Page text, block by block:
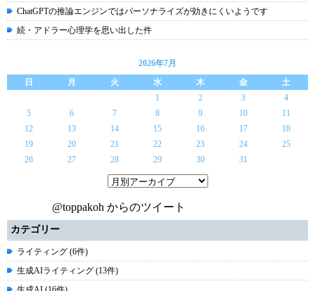
ChatGPTの推論エンジンではパーソナライズが効きにくいようです
続・アドラー心理学を思い出した件
2026年7月
日
月 火 水 木 金
土
1
2 3
4
5
6 7 8 9 10
11
12
13 14 15 16 17
18
19
20 21 22 23 24
25
26
27 28 29 30 31
@toppakoh からのツイート
カテゴリー
ライティング (6件)
生成AIライティング (13件)